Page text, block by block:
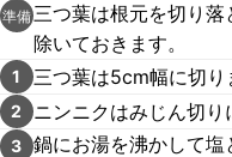
準備三つ葉は根元を切り落
除いておきます。
1 三つ葉は5cm幅に切り
2 ニンニクはみじん切り
3 鍋にお湯を沸かして